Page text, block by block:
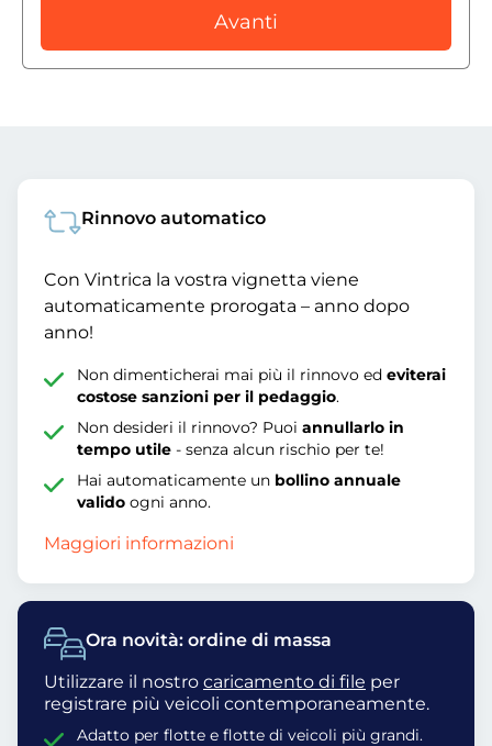
Avanti
Ora novità: ordine di massa
Utilizzare il nostro caricamento di file per
registrare più veicoli contemporaneamente.
Adatto per flotte e flotte di veicoli più grandi.
Rinnovo automatico
Con Vintrica la vostra vignetta viene
automaticamente prorogata – anno dopo
anno!
Non dimenticherai mai più il rinnovo edeviterai
costose sanzioni per il pedaggio.
Non desideri il rinnovo? Puoiannullarlo in
tempo utile - senza alcun rischio per te!
Hai automaticamente un bollino annuale
valido ogni anno.
Maggiori informazioni